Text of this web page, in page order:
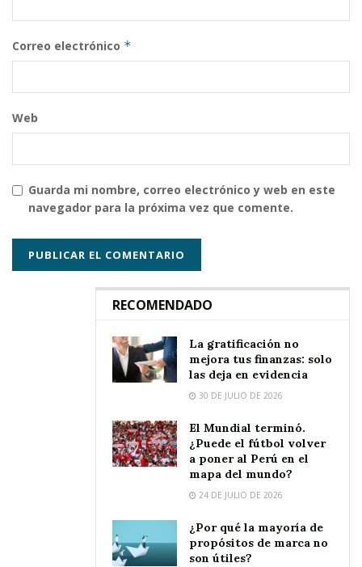
Correo electrónico *
Web
Guarda mi nombre, correo electrónico y web en este
navegador para la próxima vez que comente.
RECOMENDADO
La gratificación no
mejora tus finanzas: solo
las deja en evidencia
30 DE JULIO DE 2026
El Mundial terminó.
¿Puede el fútbol volver
a poner al Perú en el
mapa del mundo?
24 DE JULIO DE 2026
¿Por qué la mayoría de
propósitos de marca no
son útiles?